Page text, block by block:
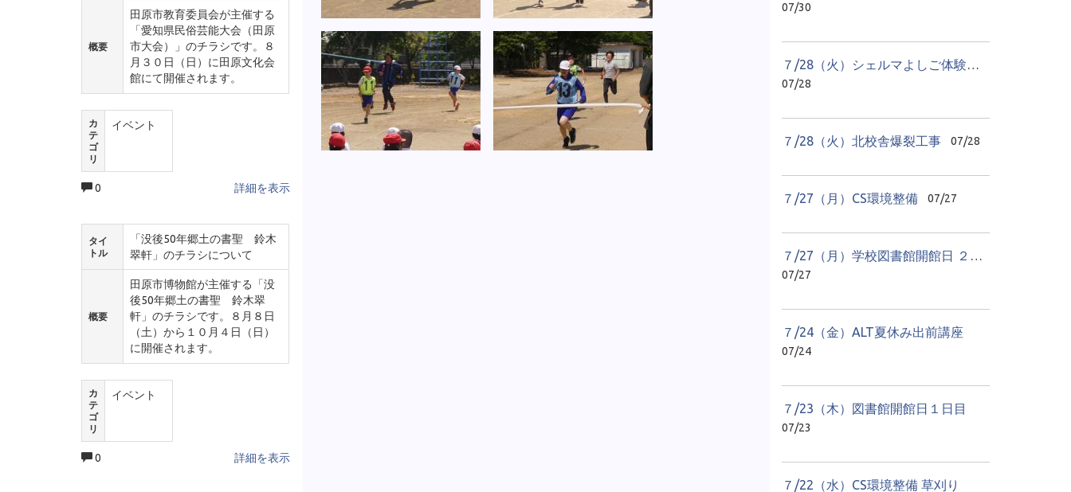
概要
田原市教育委員会が主催する
「愛知県民俗芸能大会（田原
市大会）」のチラシです。８
月３０日（日）に田原文化会
館にて開催されます。
カ
テ
ゴ
リ
イベント
0 詳細を表示
タイ
トル
「没後50年郷土の書聖 鈴木
翠軒」のチラシについて
概要
田原市博物館が主催する「没
後50年郷土の書聖 鈴木翠
軒」のチラシです。８月８日
（土）から１０月４日（日）
に開催されます。
カ
テ
ゴ
リ
イベント
0 詳細を表示
07/30
７/28（火）シェルマよしご体験学習 貝のアクセサリーづくり
07/28
７/28（火）北校舎爆裂工事 07/28
７/27（月）CS環境整備 07/27
７/27（月）学校図書館開館日 ２日目
07/27
７/24（金）ALT夏休み出前講座
07/24
７/23（木）図書館開館日１日目
07/23
７/22（水）CS環境整備 草刈り